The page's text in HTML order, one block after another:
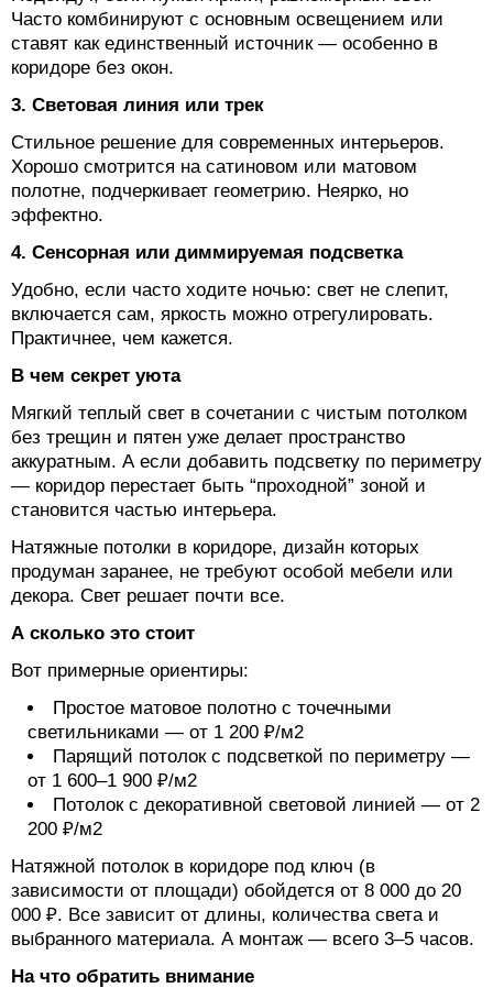
Часто комбинируют с основным освещением или
ставят как единственный источник — особенно в
коридоре без окон.
3. Световая линия или трек
Стильное решение для современных интерьеров.
Хорошо смотрится на сатиновом или матовом
полотне, подчеркивает геометрию. Неярко, но
эффектно.
4. Сенсорная или диммируемая подсветка
Удобно, если часто ходите ночью: свет не слепит,
включается сам, яркость можно отрегулировать.
Практичнее, чем кажется.
В чем секрет уюта
Мягкий теплый свет в сочетании с чистым потолком
без трещин и пятен уже делает пространство
аккуратным. А если добавить подсветку по периметру
— коридор перестает быть “проходной” зоной и
становится частью интерьера.
Натяжные потолки в коридоре, дизайн которых
продуман заранее, не требуют особой мебели или
декора. Свет решает почти все.
А сколько это стоит
Вот примерные ориентиры:
Простое матовое полотно с точечными
светильниками — от 1 200 ₽/м2
Парящий потолок с подсветкой по периметру —
от 1 600–1 900 ₽/м2
Потолок с декоративной световой линией — от 2
200 ₽/м2
Натяжной потолок в коридоре под ключ (в
зависимости от площади) обойдется от 8 000 до 20
000 ₽. Все зависит от длины, количества света и
выбранного материала. А монтаж — всего 3–5 часов.
На что обратить внимание